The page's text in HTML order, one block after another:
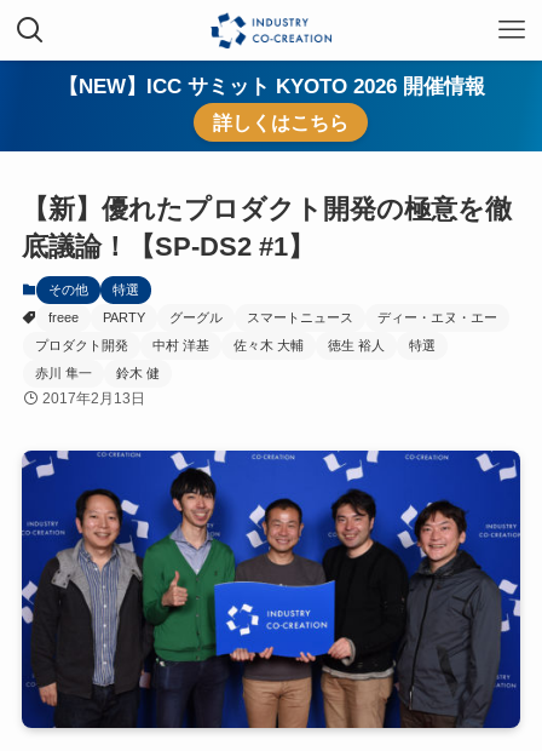
【NEW】ICC サミット KYOTO 2026 開催情報
詳しくはこちら
【新】優れたプロダクト開発の極意を徹
底議論！【SP-DS2 #1】
その他
特選
freee
PARTY グーグル スマートニュース
ディー・エヌ・エー
プロダクト開発
中村 洋基 佐々木 大輔 徳生 裕人
特選
赤川 隼一
鈴木 健
2017年2月13日